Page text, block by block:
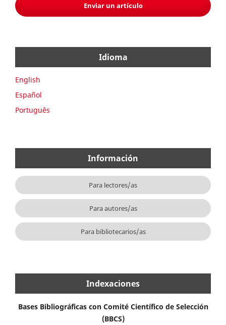
Enviar un artículo
Idioma
English
Español
Português
Información
Para lectores/as
Para autores/as
Para bibliotecarios/as
Indexaciones
Bases Bibliográficas con Comité Científico de Selección
(BBCS)